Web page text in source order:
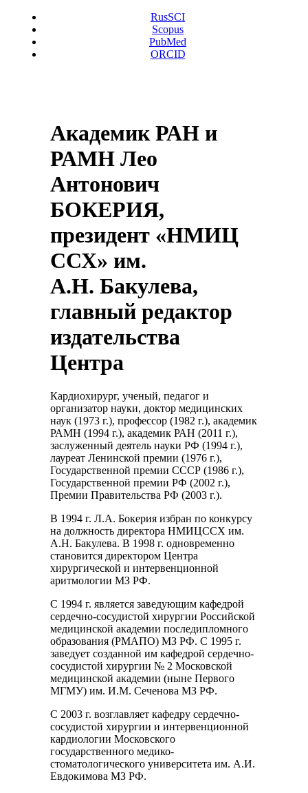
RusSCI
Scopus
PubMed
ORCID
Академик РАН и
РАМН Лео
Антонович
БОКЕРИЯ,
президент «НМИЦ
ССХ» им.
А.Н. Бакулева,
главный редактор
издательства
Центра
Кардиохирург, ученый, педагог и
организатор науки, доктор медицинских
наук (1973 г.), профессор (1982 г.), академик
РАМН (1994 г.), академик РАН (2011 г.),
заслуженный деятель науки РФ (1994 г.),
лауреат Ленинской премии (1976 г.),
Государственной премии СССР (1986 г.),
Государственной премии РФ (2002 г.),
Премии Правительства РФ (2003 г.).
В 1994 г. Л.А. Бокерия избран по конкурсу
на должность директора НМИЦССХ им.
А.Н. Бакулева. В 1998 г. одновременно
становится директором Центра
хирургической и интервенционной
аритмологии МЗ РФ.
С 1994 г. является заведующим кафедрой
сердечно-сосудистой хирургии Российской
медицинской академии последипломного
образования (РМАПО) МЗ РФ. С 1995 г.
заведует созданной им кафедрой сердечно-
сосудистой хирургии № 2 Московской
медицинской академии (ныне Первого
МГМУ) им. И.М. Сеченова МЗ РФ.
С 2003 г. возглавляет кафедру сердечно-
сосудистой хирургии и интервенционной
кардиологии Московского
государственного медико-
стоматологического университета им. А.И.
Евдокимова МЗ РФ.